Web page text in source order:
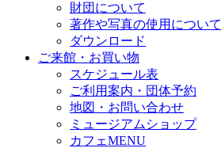
財団について
著作や写真の使用について
ダウンロード
ご来館・お買い物
スケジュール表
ご利用案内・団体予約
地図・お問い合わせ
ミュージアムショップ
カフェMENU